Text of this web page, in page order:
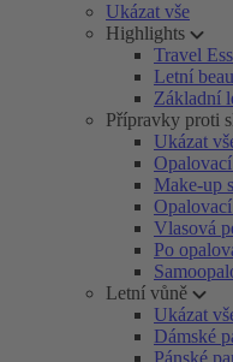
Ukázat vše
Highlights
Travel
Letní
Základní
Přípravky proti
Ukázat
Make-up
Vlasová
Po
Letní vůně
Ukázat
Dámské
Pánské